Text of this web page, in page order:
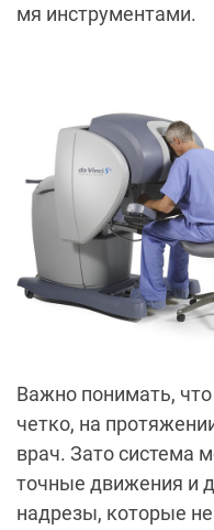
мя инструментами.
Важно понимать,
четко, на
врач. Зато система
точные движения и
надрезы, которые